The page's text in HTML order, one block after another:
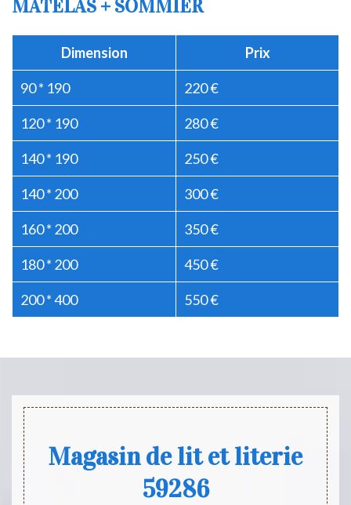
MATELAS + SOMMIER
Dimension Prix
90 * 190 220 €
120 * 190 280 €
140 * 190 250 €
140 * 200 300 €
160 * 200 350 €
180 * 200 450 €
200 * 400 550 €
Magasin de lit et literie
59286